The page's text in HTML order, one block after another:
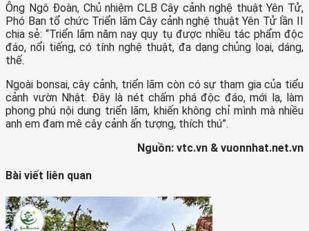
Ông Ngô Đoàn, Chủ nhiệm CLB Cây cảnh nghệ thuật Yên Tử,
Phó Ban tổ chức Triển lãm Cây cảnh nghệ thuật Yên Tử lần II
chia sẻ: “Triển lãm năm nay quy tụ được nhiều tác phẩm độc
đáo, nổi tiếng, có tính nghệ thuật, đa dạng chủng loại, dáng,
thế.
Ngoài bonsai, cây cảnh, triển lãm còn có sự tham gia của tiểu
cảnh vườn Nhật. Đây là nét chấm phá độc đáo, mới lạ, làm
phong phú nội dung triển lãm, khiến không chỉ mình mà nhiều
anh em đam mê cây cảnh ấn tượng, thích thú”.
Nguồn: vtc.vn & vuonnhat.net.vn
Bài viết liên quan